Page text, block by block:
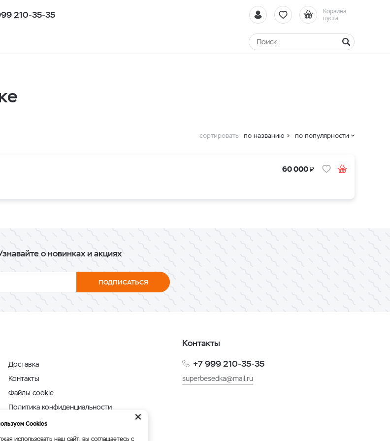
210-35-35
Корзина
пуста
сортировать по названию по популярности
60 000₽
о новинках и акциях
ПОДПИСАТЬСЯ
Доставка
Контакты
Файлы cookie
Политика конфиденциальности
Контакты
+7 999 210-35-35
superbesedka@mail.ru
×
Cookies
использовать наш сайт, вы соглашаетесь с